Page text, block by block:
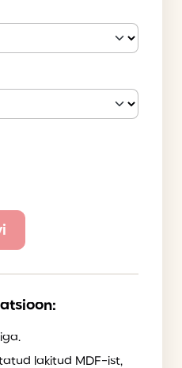
lakitud MDF-ist,